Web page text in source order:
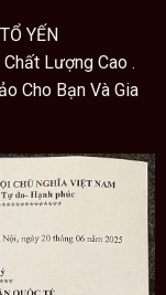
YẾN
Lượng Cao .
Cho Bạn Và Gia